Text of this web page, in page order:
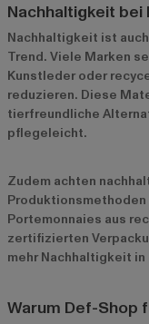
Nachhaltigkeit
Nachhaltigkeit ist
Trend. Viele Marken
Kunstleder oder
reduzieren. Diese
tierfreundliche
pflegeleicht.
Zudem achten
Portemonnaies aus
zertifizierten
mehr Nachhaltigkeit
Warum Def-Shop